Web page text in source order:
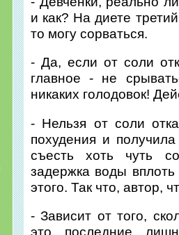
и как? На диете
то могу сорваться.
- Да, если от соли
главное - не
никаких голодовок!
- Нельзя от соли
похудения и
съесть хоть чуть
задержка воды вплоть
этого. Так что, автор,
- Зависит от того,
это последние